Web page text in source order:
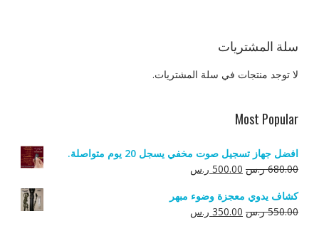
سلة المشتريات
لا توجد منتجات في سلة المشتريات.
Most Popular
افضل جهاز تسجيل صوت مخفي يسجل 20 يوم متواصلة.
680.00 ر.س السعر
هو:
680.00 ر.س.
500.00 ر.سالسعر
هو:
500.00 ر.س.
كشاف يدوي معجزة وضوء مبهر
550.00 ر.س السعر
350.00 ر.سالسعر